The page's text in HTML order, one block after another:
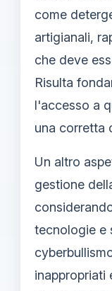
come
artigianali,
che deve
Risulta
l'accesso a
una corretta
Un altro
gestione
tecnologie e
inappropriati